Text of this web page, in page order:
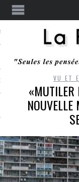
RESTER VU ET
«MUTILER
NOUVELLE